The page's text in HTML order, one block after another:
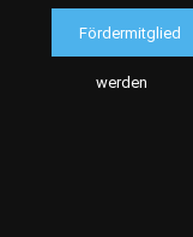
Fördermitglied
werden